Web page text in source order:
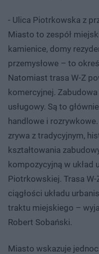
- Ulica Piotrkowska z
Miasto to zespół
kamienice, domy
przemysłowe – to
Natomiast trasa W-Z
komercyjnej.
usługowy. Są to
handlowe i
zrywa z tradycyjnym,
kształtowania
kompozycyjną w układ
Piotrkowskiej. Trasa
ciągłości układu
traktu miejskiego –
Robert Sobański.
Miasto wskazuje